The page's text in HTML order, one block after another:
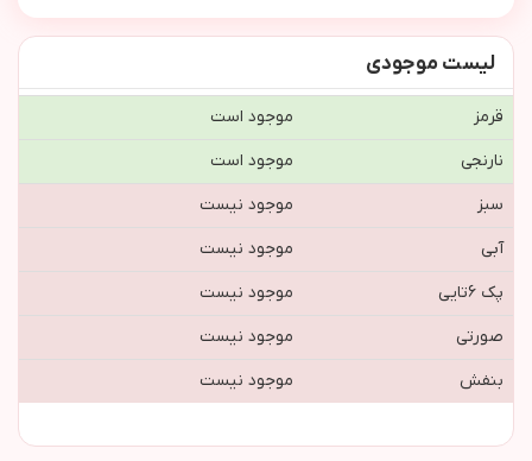
لیست موجودی
قرمز
موجود است
نارنجي
موجود است
سبز
موجود نیست
آبی
موجود نیست
پك ٦تايي
موجود نیست
صورتی
موجود نیست
بنفش
موجود نیست